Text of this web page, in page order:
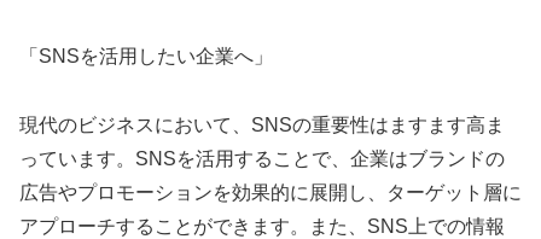
「SNSを活用したい企業へ」
現代のビジネスにおいて、SNSの重要性はますます高ま
っています。SNSを活用することで、企業はブランドの
広告やプロモーションを効果的に展開し、ターゲット層に
アプローチすることができます。また、SNS上での情報